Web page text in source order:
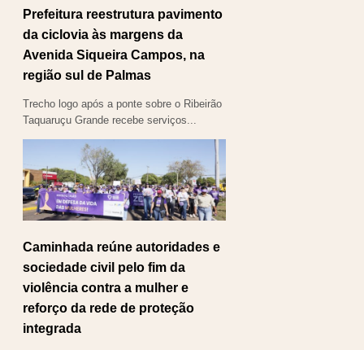
Prefeitura reestrutura pavimento
da ciclovia às margens da
Avenida Siqueira Campos, na
região sul de Palmas
Trecho logo após a ponte sobre o Ribeirão
Taquaruçu Grande recebe serviços...
Caminhada reúne autoridades e
sociedade civil pelo fim da
violência contra a mulher e
reforço da rede de proteção
integrada